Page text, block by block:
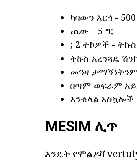
ካባውን እርጎ -
ጨው - 5 ግ;
; 2 ተኮዎች -
ትኩስ አረንጓዴ
መዓዛ
በጣም ወፍራም
እንቁላል አስኳሎች
MESIM ሊጥ
እንዴት የሞልዶቫ